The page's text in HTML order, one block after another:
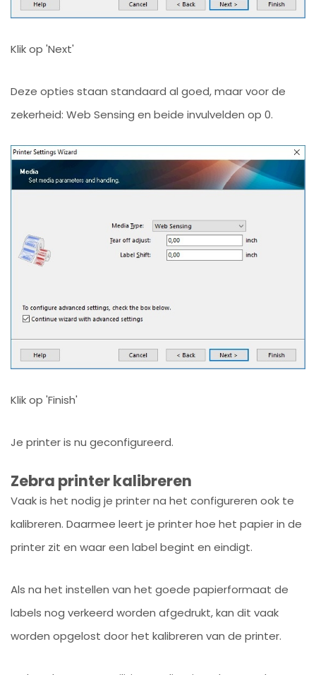
Klik op 'Next'
Deze opties staan standaard al goed, maar voor de
zekerheid: Web Sensing en beide invulvelden op 0.
Klik op 'Finish'
Je printer is nu geconfigureerd.
Zebra printer kalibreren
Vaak is het nodig je printer na het configureren ook te
kalibreren. Daarmee leert je printer hoe het papier in de
printer zit en waar een label begint en eindigt.
Als na het instellen van het goede papierformaat de
labels nog verkeerd worden afgedrukt, kan dit vaak
worden opgelost door het kalibreren van de printer.